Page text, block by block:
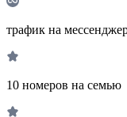
трафик на
10 номеров на семью